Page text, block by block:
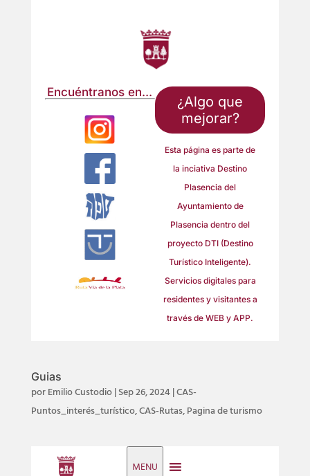
Encuéntranos en...
¿Algo que
mejorar?
Esta página es parte de
la inciativa Destino
Plasencia del
Ayuntamiento de
Plasencia dentro del
proyecto DTI (Destino
Turístico Inteligente).
Servicios digitales para
residentes y visitantes a
través deWEB yAPP.
Guias
porEmilio Custodio|Sep 26, 2024|CAS-
Puntos_interés_turístico,CAS-Rutas,Pagina de turismo
MENU